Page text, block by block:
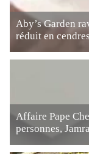
Aby’s Garden
réduit en
Affaire Pape
personnes,